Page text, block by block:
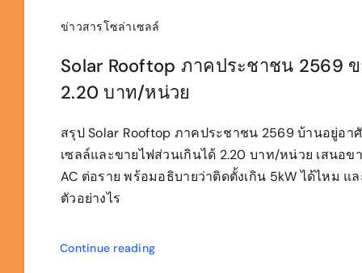
ข่าวสารโซล่าเซลล์
Solar Rooftop ภาคประชาชน 2569
2.20 บาท/หน่วย
สรุป Solar Rooftop ภาคประชาชน 2569 บ้านอยู่อา
เซลล์และขายไฟส่วนเกินได้ 2.20 บาท/หน่วย เสนอข
AC ต่อราย พร้อมอธิบายว่าติดตั้งเกิน 5kW ได้ไหม แ
ตัวอย่างไร
Continue reading